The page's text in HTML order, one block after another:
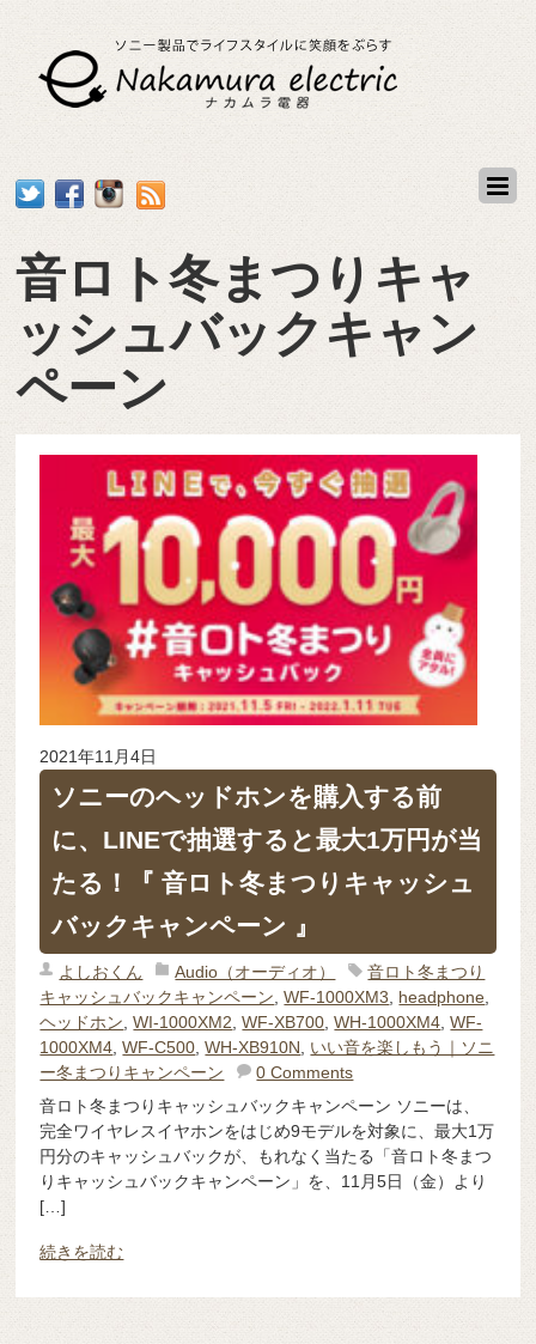
音ロト冬まつりキャ
ッシュバックキャン
ペーン
2021年11月4日
ソニーのヘッドホンを購入する前
に、LINEで抽選すると最大1万円が当
たる！『 音ロト冬まつりキャッシュ
バックキャンペーン 』
よしおくん Audio（オーディオ）
音ロト冬まつり
キャッシュバックキャンペーン,WF-1000XM3, headphone,
ヘッドホン,WI-1000XM2,WF-XB700,WH-1000XM4,WF-
1000XM4,WF-C500,WH-XB910N, いい音を楽しもう｜ソニ
ー冬まつりキャンペーン
0 Comments
音ロト冬まつりキャッシュバックキャンペーン ソニーは、
完全ワイヤレスイヤホンをはじめ9モデルを対象に、最大1万
円分のキャッシュバックが、もれなく当たる「音ロト冬まつ
りキャッシュバックキャンペーン」を、11月5日（金）より
[…]
続きを読む